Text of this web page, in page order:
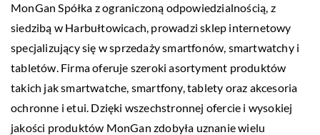
MonGan Spółka z ograniczoną odpowiedzialnością, z
siedzibą w Harbułtowicach, prowadzi sklep internetowy
specjalizujący się w sprzedaży smartfonów, smartwatchy i
tabletów. Firma oferuje szeroki asortyment produktów
takich jak smartwatche, smartfony, tablety oraz akcesoria
ochronne i etui. Dzięki wszechstronnej ofercie i wysokiej
jakości produktów MonGan zdobyła uznanie wielu